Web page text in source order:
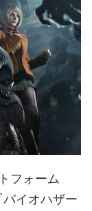
フォーム
イオハザー